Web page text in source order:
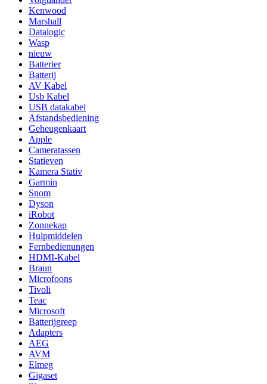
Kenwood
Marshall
Datalogic
Wasp
nieuw
Batterier
Batterij
AV Kabel
Usb Kabel
USB datakabel
Afstandsbediening
Geheugenkaart
Apple
Cameratassen
Statieven
Kamera Stativ
Garmin
Snom
Dyson
iRobot
Zonnekap
Hulpmiddelen
Fernbedienungen
HDMI-Kabel
Braun
Microfoons
Tivoli
Teac
Microsoft
Batterijgreep
Adapters
AEG
AVM
Elmeg
Gigaset